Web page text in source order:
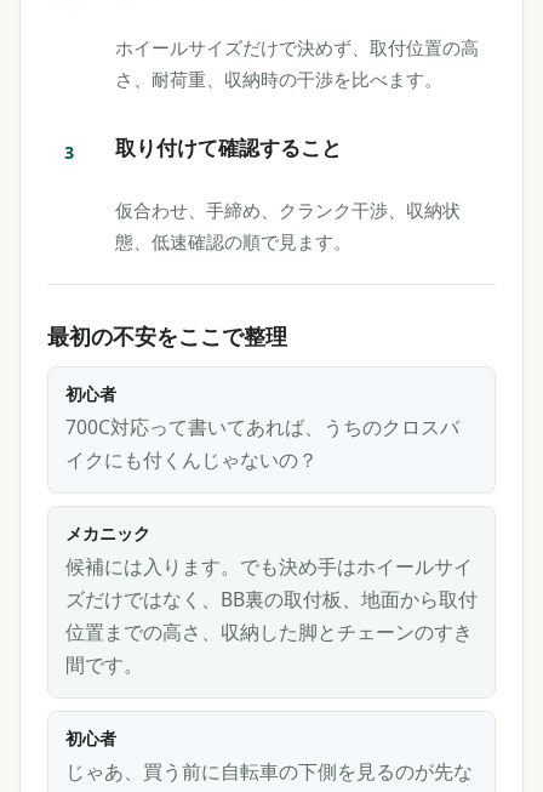
ホイールサイズだけで決めず、取付位置の高
さ、耐荷重、収納時の干渉を比べます。
取り付けて確認すること
仮合わせ、手締め、クランク干渉、収納状
態、低速確認の順で見ます。
最初の不安をここで整理
初心者
700C対応って書いてあれば、うちのクロスバ
イクにも付くんじゃないの？
メカニック
候補には入ります。でも決め手はホイールサイ
ズだけではなく、BB裏の取付板、地面から取付
位置までの高さ、収納した脚とチェーンのすき
間です。
初心者
じゃあ、買う前に自転車の下側を見るのが先な